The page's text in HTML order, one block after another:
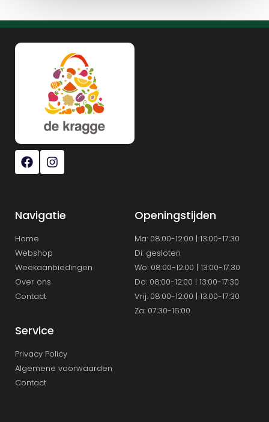
Navigatie
Home
Webshop
Weekaanbiedingen
Over ons
Contact
Openingstijden
Ma: 08:00-12:00 | 13:00-17:30
Di: gesloten
Wo: 08:00-12:00 | 13:00-17.30
Do: 08:00-12:00 | 13:00-17:30
Vrij: 08:00-12:00 | 13:00-17:30
Za: 07:30-16:00
Service
Privacy Policy
Algemene voorwaarden
Contact